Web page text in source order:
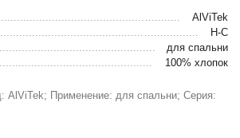
AlViTek
Н-С
для спальни
100% хлопок
AlViTek; Применение: для спальни; Серия: